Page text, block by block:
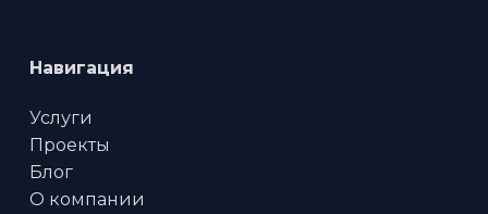
Навигация
Услуги
Проекты
Блог
О компании